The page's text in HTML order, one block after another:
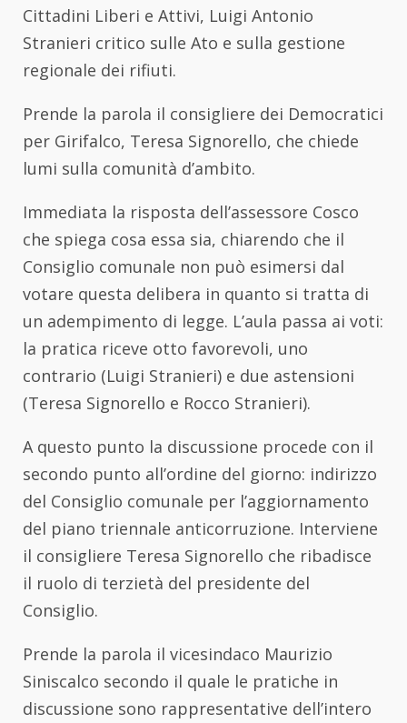
Cittadini Liberi e Attivi, Luigi Antonio
Stranieri critico sulle Ato e sulla gestione
regionale dei rifiuti.
Prende la parola il consigliere dei Democratici
per Girifalco, Teresa Signorello, che chiede
lumi sulla comunità d’ambito.
Immediata la risposta dell’assessore Cosco
che spiega cosa essa sia, chiarendo che il
Consiglio comunale non può esimersi dal
votare questa delibera in quanto si tratta di
un adempimento di legge. L’aula passa ai voti:
la pratica riceve otto favorevoli, uno
contrario (Luigi Stranieri) e due astensioni
(Teresa Signorello e Rocco Stranieri).
A questo punto la discussione procede con il
secondo punto all’ordine del giorno: indirizzo
del Consiglio comunale per l’aggiornamento
del piano triennale anticorruzione. Interviene
il consigliere Teresa Signorello che ribadisce
il ruolo di terzietà del presidente del
Consiglio.
Prende la parola il vicesindaco Maurizio
Siniscalco secondo il quale le pratiche in
discussione sono rappresentative dell’intero